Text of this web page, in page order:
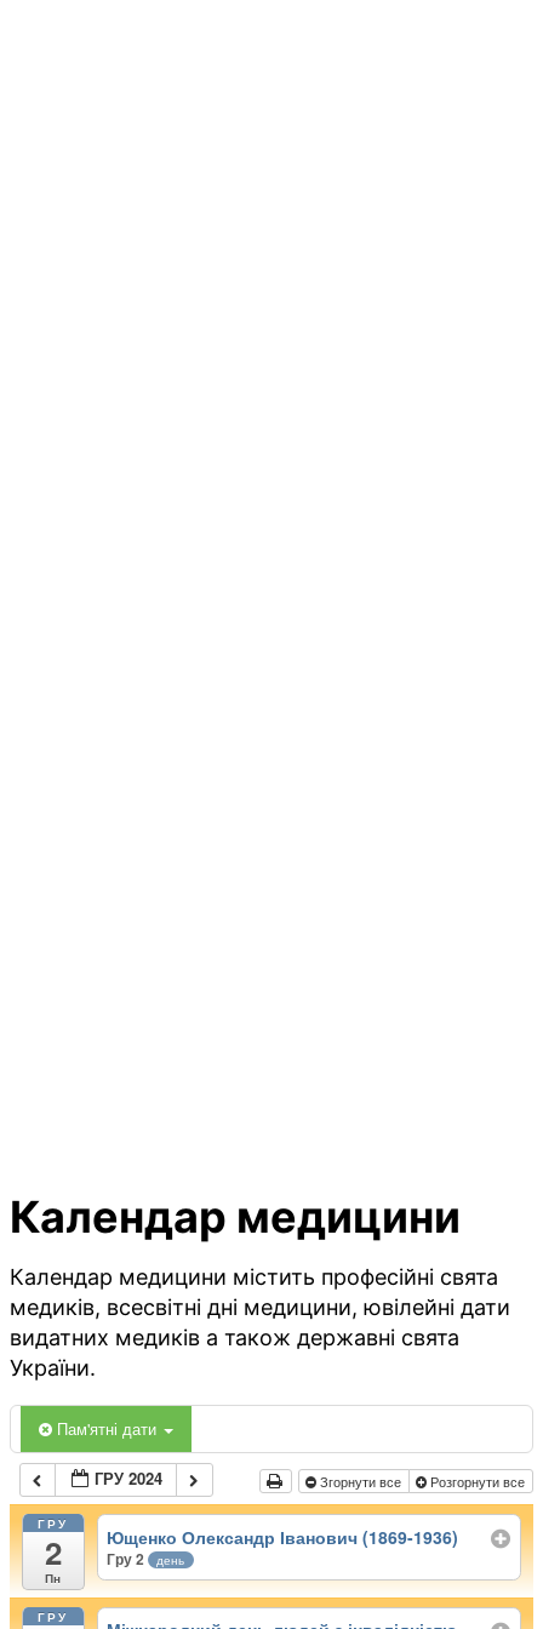
Календар медицини
Календар медицини містить професійні свята
медиків, всесвітні дні медицини, ювілейні дати
видатних медиків а також державні свята
України.
Пам'ятні дати
ГРУ 2024 Згорнути все Розгорнути все
ГРУ
2
Пн
Ющенко Олександр Іванович (1869-1936)
Гру 2 день
ГРУ